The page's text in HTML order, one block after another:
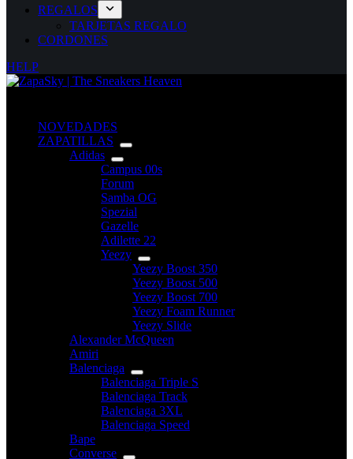
REGALOS
TARJETAS REGALO
CORDONES
HELP
NOVEDADES
ZAPATILLAS
Adidas
Campus 00s
Forum
Samba OG
Spezial
Gazelle
Adilette 22
Yeezy
Yeezy Boost 350
Yeezy Boost 500
Yeezy Boost 700
Yeezy Foam Runner
Yeezy Slide
Alexander McQueen
Amiri
Balenciaga
Balenciaga Triple S
Balenciaga Track
Balenciaga 3XL
Balenciaga Speed
Bape
Converse